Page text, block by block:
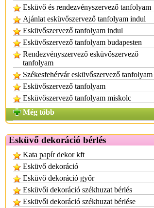
Esküvő és rendezvényszervező tanfolyam
Ajánlat esküvőszervező tanfolyam indul
Esküvőszervező tanfolyam indul
Esküvőszervező tanfolyam budapesten
Rendezvényszervező esküvőszervező
tanfolyam
Székesfehérvár esküvőszervező tanfolyam
Esküvőszervező tanfolyam
Esküvőszervező tanfolyam miskolc
Még több
Esküvő dekoráció bérlés
Kata papír dekor kft
Esküvő dekoráció
Esküvő dekoráció győr
Esküvői dekoráció székhuzat bérlés
Esküvői dekoráció székhuzat bérlése